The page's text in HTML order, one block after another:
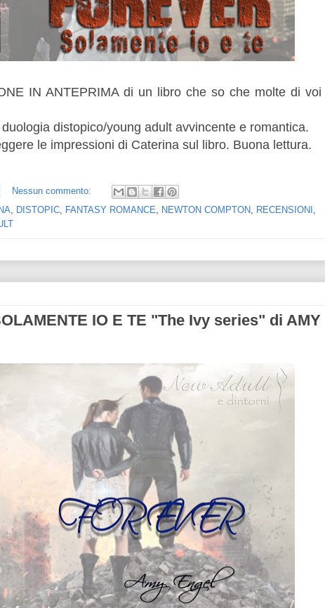
IN ANTEPRIMA di un libro che so che molte di voi
distopico/young adult avvincente e romantica.
le impressioni di Caterina sul libro. Buona lettura.
Nessun commento:
DISTOPIC FANTASY ROMANCE NEWTON COMPTON RECENSIONI
IO E TE "The Ivy series" di AMY